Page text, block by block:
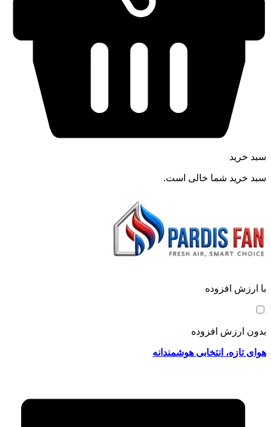
سبد خرید
سبد خرید شما خالی است.
با ارزش افزوده
بدون ارزش افزوده
هوای تازه، انتخابی هوشمندانه